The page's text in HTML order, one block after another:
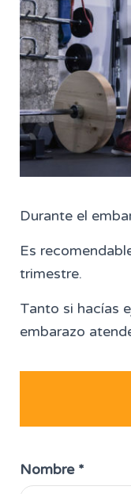
Durante el
Es
trimestre.
Tanto si hacías
embarazo
Nombre*